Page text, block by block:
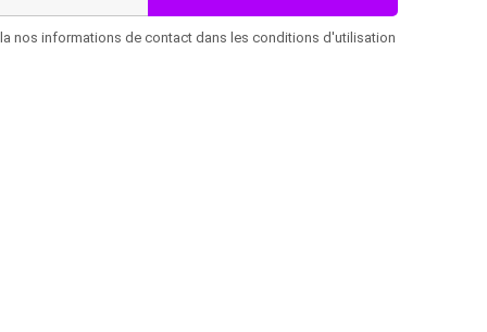
nos informations de contact dans les conditions d'utilisation